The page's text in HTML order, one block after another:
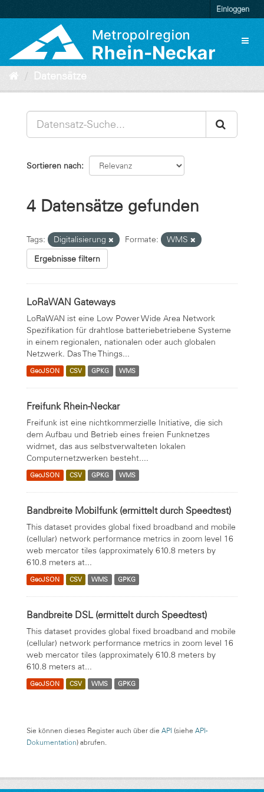
zum
Einloggen
Datensätze
Sortieren nach
4 Datensätze gefunden
Tags: Digitalisierung Formate:
WMS
Ergebnisse filtern
LoRaWAN Gateways
LoRaWAN ist eine Low Power Wide Area Network
Spezifikation für drahtlose batteriebetriebene Systeme
in einem regionalen, nationalen oder auch globalen
Netzwerk. Das The Things...
GeoJSON CSV GPKG WMS
Freifunk Rhein-Neckar
Freifunk ist eine nichtkommerzielle Initiative, die sich
dem Aufbau und Betrieb eines freien Funknetzes
widmet, das aus selbstverwalteten lokalen
Computernetzwerken besteht....
GeoJSON CSV GPKG WMS
Bandbreite Mobilfunk (ermittelt durch Speedtest)
This dataset provides global fixed broadband and mobile
(cellular) network performance metrics in zoom level 16
web mercator tiles (approximately 610.8 meters by
610.8 meters at...
GeoJSON CSV WMS GPKG
Bandbreite DSL (ermittelt durch Speedtest)
This dataset provides global fixed broadband and mobile
(cellular) network performance metrics in zoom level 16
web mercator tiles (approximately 610.8 meters by
610.8 meters at...
GeoJSON CSV WMS GPKG
Sie können dieses Register auch über die API (siehe API-
Dokumentation) abrufen.